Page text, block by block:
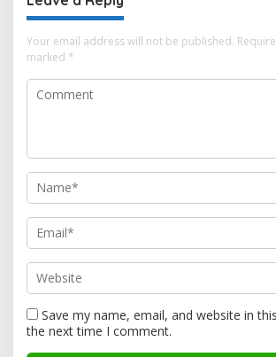
Your email address will not be published.
marked *
Save my name, email, and website in
the next time I comment.